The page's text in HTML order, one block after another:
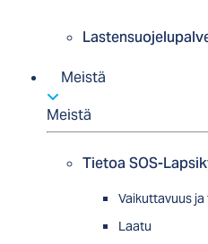
Meistä
Meistä
Tietoa SOS-
Vaikuttavuus
Laatu